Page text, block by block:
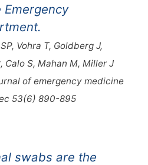
Emergency
Vohra T, Goldberg J,
Calo S, Mahan M, Miller J
of emergency medicine
53(6) 890-895
swabs are the